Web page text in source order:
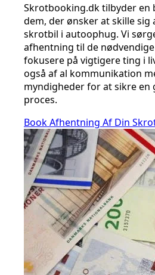
Skrotbooking.dk tilbyder en
dem, der ønsker at skille sig
skrotbil i autoophug. Vi
afhentning til de
fokusere på vigtigere ting i
også af al kommunikation
myndigheder for at sikre en
proces.
Book Afhentning Af Din